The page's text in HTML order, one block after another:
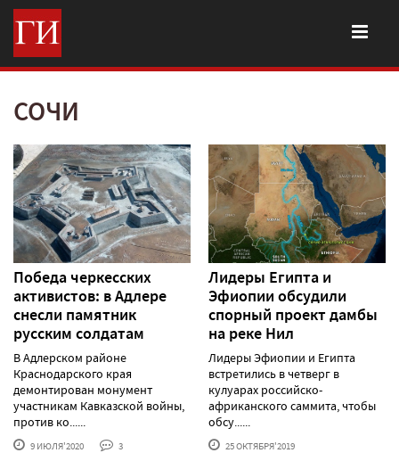
СОЧИ
Победа черкесских
активистов: в Адлере
снесли памятник
русским солдатам
В Адлерском районе
Краснодарского края
демонтирован монумент
участникам Кавказской войны,
против ко......
9 ИЮЛЯ'2020 3
Лидеры Египта и
Эфиопии обсудили
спорный проект дамбы
на реке Нил
Лидеры Эфиопии и Египта
встретились в четверг в
кулуарах российско-
африканского саммита, чтобы
обсу......
25 ОКТЯБРЯ'2019